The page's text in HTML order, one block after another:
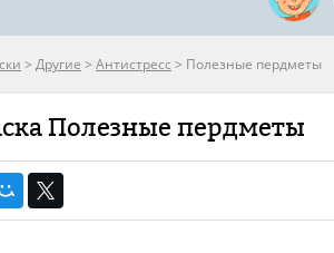
> Другие > Антистресс > Полезные пердметы
Полезные пердметы